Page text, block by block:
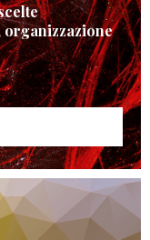
organizzazione